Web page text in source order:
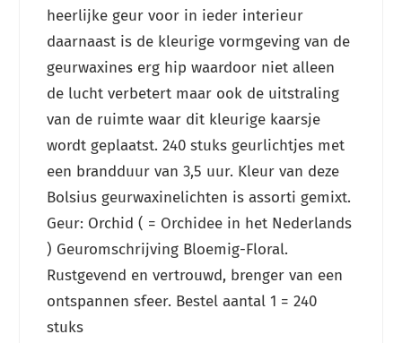
heerlijke geur voor in ieder interieur
daarnaast is de kleurige vormgeving van de
geurwaxines erg hip waardoor niet alleen
de lucht verbetert maar ook de uitstraling
van de ruimte waar dit kleurige kaarsje
wordt geplaatst. 240 stuks geurlichtjes met
een brandduur van 3,5 uur. Kleur van deze
Bolsius geurwaxinelichten is assorti gemixt.
Geur: Orchid ( = Orchidee in het Nederlands
) Geuromschrijving Bloemig-Floral.
Rustgevend en vertrouwd, brenger van een
ontspannen sfeer. Bestel aantal 1 = 240
stuks